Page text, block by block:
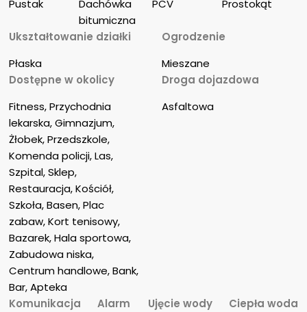
Pustak
Dachówka
bitumiczna
PCV
Prostokąt
Ukształtowanie działki
Płaska
Ogrodzenie
Mieszane
Dostępne w okolicy
Fitness, Przychodnia
lekarska, Gimnazjum,
Żłobek, Przedszkole,
Komenda policji, Las,
Szpital, Sklep,
Restauracja, Kościół,
Szkoła, Basen, Plac
zabaw, Kort tenisowy,
Bazarek, Hala sportowa,
Zabudowa niska,
Centrum handlowe, Bank,
Bar, Apteka
Droga dojazdowa
Asfaltowa
Komunikacja
Alarm
Ujęcie wody
Ciepła woda